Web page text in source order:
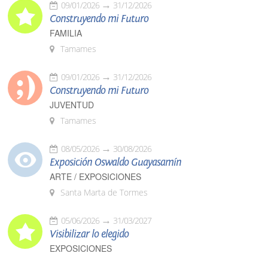
09/01/2026 31/12/2026
Construyendo mi Futuro
FAMILIA
Tamames
09/01/2026 31/12/2026
Construyendo mi Futuro
JUVENTUD
Tamames
08/05/2026 30/08/2026
Exposición Oswaldo Guayasamín
ARTE / EXPOSICIONES
Santa Marta de Tormes
05/06/2026 31/03/2027
Visibilizar lo elegido
EXPOSICIONES